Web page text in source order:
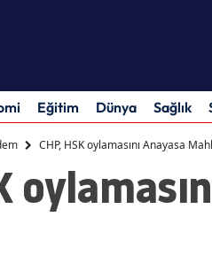
Eğitim Dünya Sağlık
CHP, HSK oylamasını Anayasa